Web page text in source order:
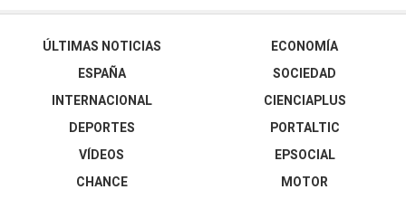
ÚLTIMAS NOTICIAS
ESPAÑA
INTERNACIONAL
DEPORTES
VÍDEOS
ECONOMÍA
SOCIEDAD
CIENCIAPLUS
PORTALTIC
EPSOCIAL
CHANCE
MOTOR